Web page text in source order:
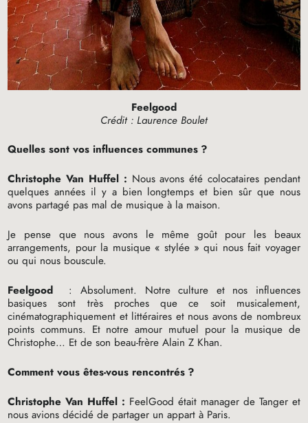
Feelgood
Crédit : Laurence Boulet
Quelles sont vos influences communes ?
Christophe Van Huffel : Nous avons été colocataires pendant
quelques années il y a bien longtemps et bien sûr que nous
avons partagé pas mal de musique à la maison.
Je pense que nous avons le même goût pour les beaux
arrangements, pour la musique « stylée » qui nous fait voyager
ou qui nous bouscule.
Feelgood
: Absolument. Notre culture et nos influences
basiques sont très proches que ce soit musicalement,
cinématographiquement et littéraires et nous avons de nombreux
points communs. Et notre amour mutuel pour la musique de
Christophe… Et de son beau-frère Alain Z Khan.
Comment vous êtes-vous rencontrés ?
Christophe Van Huffel : FeelGood était manager de Tanger et
nous avions décidé de partager un appart à Paris.